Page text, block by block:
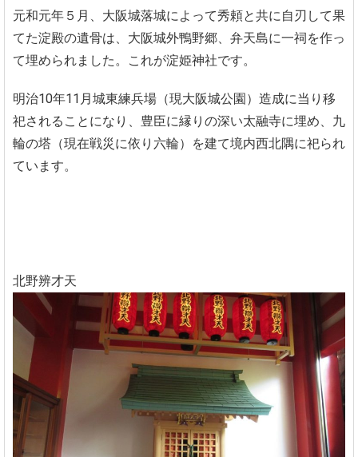
元和元年５月、大阪城落城によって秀頼と共に自刃して果
てた淀殿の遺骨は、大阪城外鴨野郷、弁天島に一祠を作っ
て埋められました。これが淀姫神社です。
明治10年11月城東練兵場（現大阪城公園）造成に当り移
祀されることになり、豊臣に縁りの深い太融寺に埋め、九
輪の塔（現在戦災に依り六輪）を建て境内西北隅に祀られ
ています。
北野辨才天